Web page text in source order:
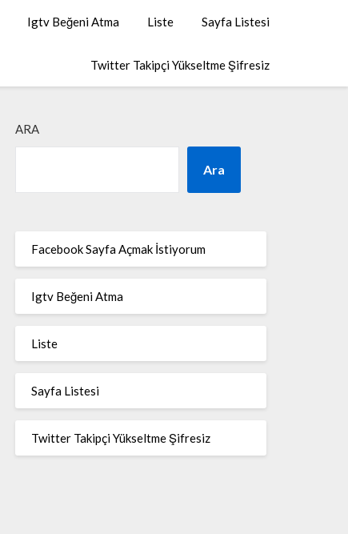
Igtv Beğeni Atma Liste Sayfa Listesi
Twitter Takipçi Yükseltme Şifresiz
ARA
Ara
Facebook Sayfa Açmak İstiyorum
Igtv Beğeni Atma
Liste
Sayfa Listesi
Twitter Takipçi Yükseltme Şifresiz